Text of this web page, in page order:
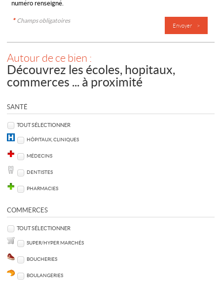
numéro renseigné.
* Champs obligatoires
Autour de ce bien :
Découvrez les écoles, hopitaux,
commerces ... à proximité
SANTÉ
TOUT SÉLECTIONNER
HÔPITAUX, CLINIQUES
MÉDECINS
DENTISTES
PHARMACIES
COMMERCES
TOUT SÉLECTIONNER
SUPER/HYPER MARCHÉS
BOUCHERIES
BOULANGERIES